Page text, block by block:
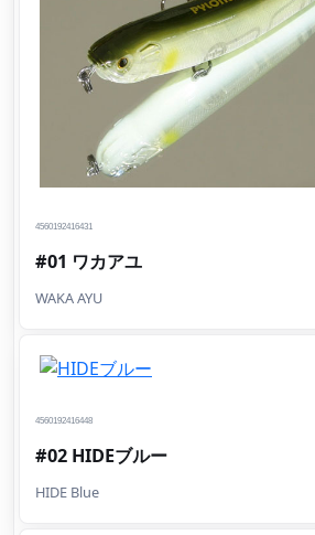
4560192416431
#01 ワカアユ
WAKA AYU
4560192416448
#02 HIDEブルー
HIDE Blue